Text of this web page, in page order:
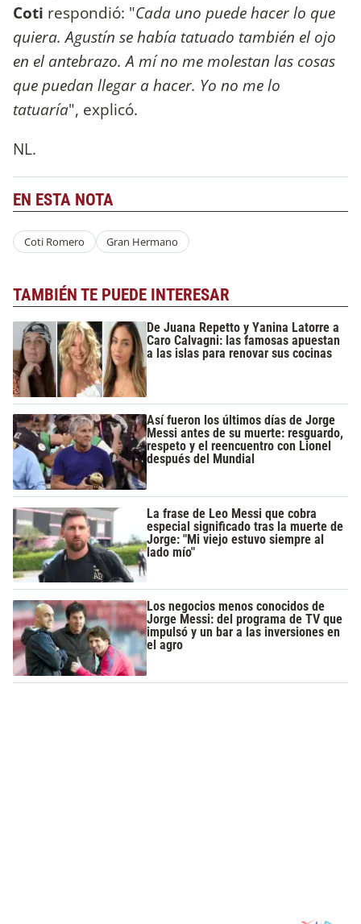
Coti respondió: "Cada uno puede hacer lo que
quiera. Agustín se había tatuado también el ojo
en el antebrazo. A mí no me molestan las cosas
que puedan llegar a hacer. Yo no me lo
tatuaría", explicó.
NL.
EN ESTA NOTA
Coti Romero Gran Hermano
TAMBIÉN TE PUEDE INTERESAR
De Juana Repetto y Yanina Latorre a
Caro Calvagni: las famosas apuestan
a las islas para renovar sus cocinas
Así fueron los últimos días de Jorge
Messi antes de su muerte: resguardo,
respeto y el reencuentro con Lionel
después del Mundial
La frase de Leo Messi que cobra
especial significado tras la muerte de
Jorge: "Mi viejo estuvo siempre al
lado mío"
Los negocios menos conocidos de
Jorge Messi: del programa de TV que
impulsó y un bar a las inversiones en
el agro